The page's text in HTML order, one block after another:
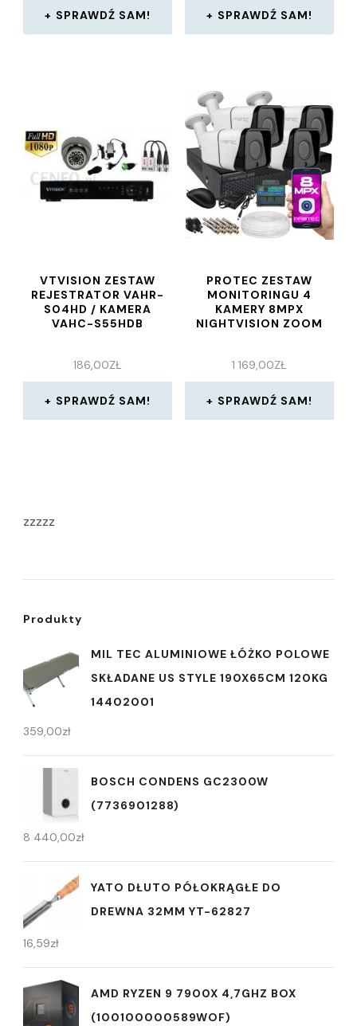
SPRAWDŹ SAM! SPRAWDŹ SAM!
VTVISION ZESTAW
REJESTRATOR VAHR-
S04HD / KAMERA
VAHC-S55HDB
186,00ZŁ
SPRAWDŹ SAM!
PROTEC ZESTAW
MONITORINGU 4
KAMERY 8MPX
NIGHTVISION ZOOM
1 169,00ZŁ
SPRAWDŹ SAM!
zzzzz
Produkty
MIL TEC ALUMINIOWE ŁÓŻKO POLOWE
SKŁADANE US STYLE 190X65CM 120KG
14402001
359,00zł
BOSCH CONDENS GC2300W
(7736901288)
8 440,00zł
YATO DŁUTO PÓŁOKRĄGŁE DO
DREWNA 32MM YT-62827
16,59zł
AMD RYZEN 9 7900X 4,7GHZ BOX
(100100000589WOF)